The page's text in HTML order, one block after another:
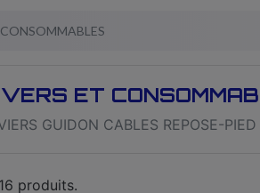
ET
GUIDON CABLES REPOSE-
produits.